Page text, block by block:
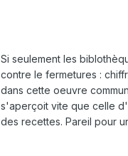
Si seulement les
contre le fermetures :
dans cette oeuvre
s'aperçoit vite que celle
des recettes. Pareil pour